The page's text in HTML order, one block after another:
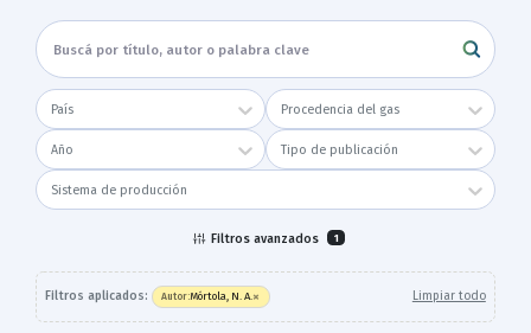
País Procedencia del gas
Año Tipo de publicación
Sistema de producción
Filtros avanzados 1
Filtros aplicados: Autor:Mórtola, N. A.× Limpiar todo